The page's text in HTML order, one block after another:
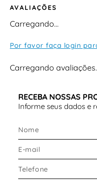
AVALIAÇÕES
Carregando…
Por favor faça login
Carregando
RECEBA NOSSAS
Informe seus dados e